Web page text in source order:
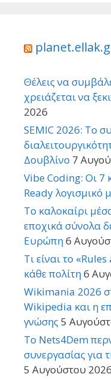
Θέλεις να
χρειάζεται να
2026
SEMIC 2026: Το
Δουβλίνο 7
Vibe Coding: Οι 7
Ready λογισμικό
Το καλοκαίρι
εποχικά σύνολα
Ευρώπη6
Τι είναι το
κάθε πολίτη6
Wikimania 2026
Wikipedia και η
γνώσης 5
Το Nets4Dem
συνεργασίας για
5 Αυγούστου 2026